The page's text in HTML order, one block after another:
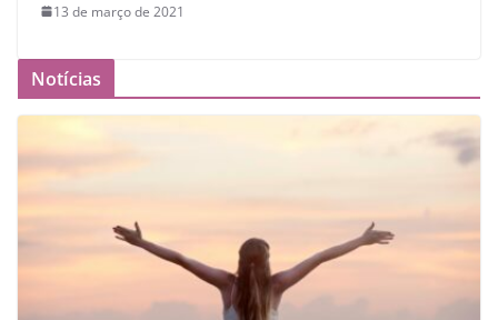
13 de março de 2021
Notícias